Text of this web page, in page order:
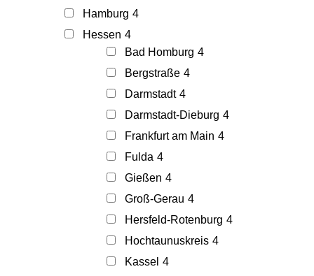
Hamburg 4
Hessen 4
Bad Homburg 4
Bergstraße 4
Darmstadt 4
Darmstadt-Dieburg 4
Frankfurt am Main 4
Fulda 4
Gießen 4
Groß-Gerau 4
Hersfeld-Rotenburg 4
Hochtaunuskreis 4
Kassel 4